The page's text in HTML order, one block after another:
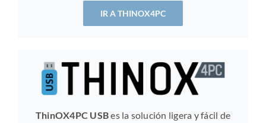
IR A THINOX4PC
ThinOX4PC USBes la solución ligera y fácil de